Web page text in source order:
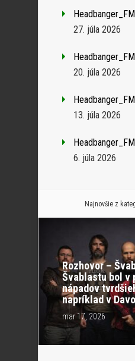
27. júla 2026
20. júla 2026
13. júla 2026
6. júla 2026
Najnovšie z
Rozhovor –
Švablastu bol v
nápadov
napríklad v
mar 17, 2026